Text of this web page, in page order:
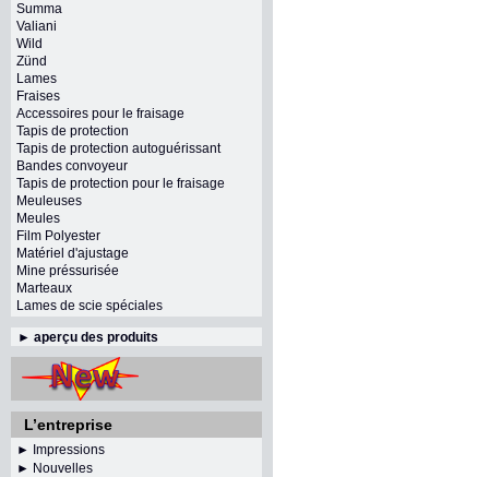
Summa
Valiani
Wild
Zünd
Lames
Fraises
Accessoires pour le fraisage
Tapis de protection
Tapis de protection autoguérissant
Bandes convoyeur
Tapis de protection pour le fraisage
Meuleuses
Meules
Film Polyester
Matériel d'ajustage
Mine préssurisée
Marteaux
Lames de scie spéciales
► aperçu des produits
L’entreprise
► Impressions
► Nouvelles